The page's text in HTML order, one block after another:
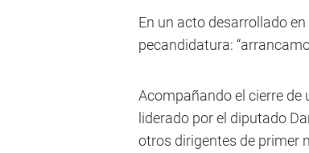
En un acto desarrollado
pecandidatura:
Acompañando el cierre de
liderado por el diputado
otros dirigentes de primer